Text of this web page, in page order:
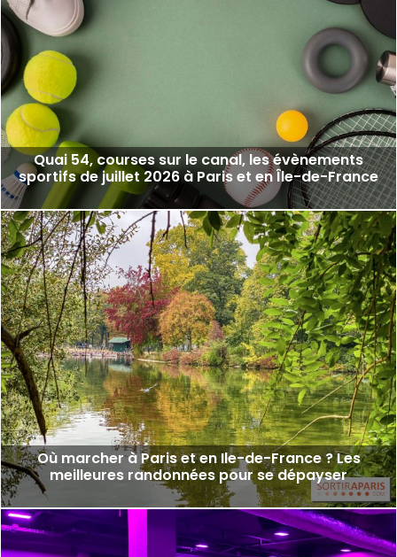
Quai 54, courses sur le canal, les évènements
sportifs de juillet 2026 à Paris et en Île-de-France
Où marcher à Paris et en Ile-de-France ? Les
meilleures randonnées pour se dépayser